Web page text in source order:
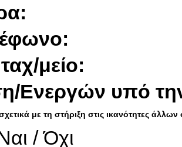
μείο:
Ενεργών υπό την
με τη στήριξη στις ικανότητες άλλων
/ Όχι